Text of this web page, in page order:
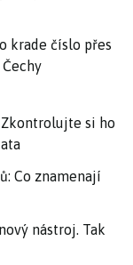
krade číslo přes
si ho
Co znamenají
nástroj. Tak